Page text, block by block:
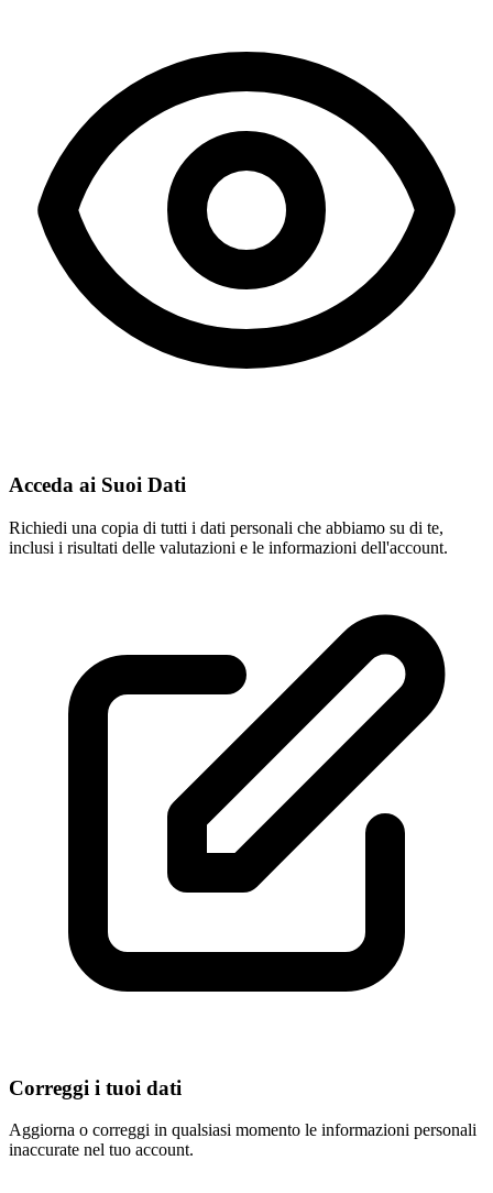
Acceda ai Suoi Dati
Richiedi una copia di tutti i dati personali che abbiamo su di te,
inclusi i risultati delle valutazioni e le informazioni dell'account.
Correggi i tuoi dati
Aggiorna o correggi in qualsiasi momento le informazioni personali
inaccurate nel tuo account.